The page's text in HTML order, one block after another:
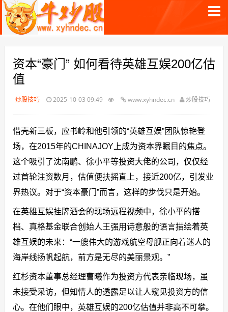
资本“豪门” 如何看待英雄互娱200亿估
值
炒股技巧 2025-10-03 09:49 www.xyhndec.cn 炒股技巧
借壳新三板，应书岭和他引领的“英雄互娱”团队惊艳登
场，在2015年的CHINAJOY上成为资本界瞩目的焦点。
这个吸引了沈南鹏、徐小平等投资大佬的公司，仅仅经
过首轮注资数月，估值便扶摇直上，接近200亿，引发业
界热议。对于“资本豪门”而言，这样的步伐只是开始。
在英雄互娱挂牌酒会的现场远程视频中，徐小平的搭
档、真格基金联合创始人王强用诗意般的语言描绘着英
雄互娱的未来：“一艘伟大的游戏航空母舰正向着迷人的
海岸线扬帆起航，前方是无尽的美丽景观。”
红杉资本董事总经理曹曦作为投资方代表亲临现场，虽
未接受采访，但知情人的透露足以让人窥见投资方的信
心。在他们眼中，英雄互娱的200亿估值并非高不可攀。